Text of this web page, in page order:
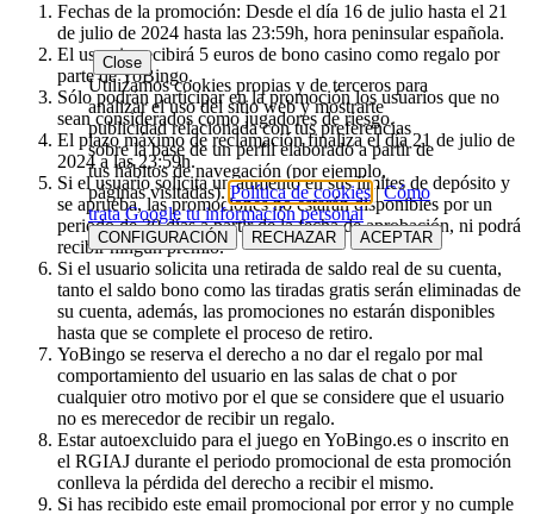
Fechas de la promoción: Desde el día 16 de julio hasta el 21
de julio de 2024 hasta las 23:59h, hora peninsular española.
El usuario recibirá 5 euros de bono casino como regalo por
parte de YoBingo.
Sólo podrán participar en la promoción los usuarios que no
sean considerados como jugadores de riesgo.
El plazo máximo de reclamación finaliza el día 21 de julio de
2024 a las 23:59h.
Si el usuario solicita un aumento en sus límites de depósito y
se aprueba, las promociones no estarán disponibles por un
periodo de 30 días a partir de la fecha de aprobación, ni podrá
recibir ningún premio.
Si el usuario solicita una retirada de saldo real de su cuenta,
tanto el saldo bono como las tiradas gratis serán eliminadas de
su cuenta, además, las promociones no estarán disponibles
hasta que se complete el proceso de retiro.
YoBingo se reserva el derecho a no dar el regalo por mal
comportamiento del usuario en las salas de chat o por
cualquier otro motivo por el que se considere que el usuario
no es merecedor de recibir un regalo.
Estar autoexcluido para el juego en YoBingo.es o inscrito en
el RGIAJ durante el periodo promocional de esta promoción
conlleva la pérdida del derecho a recibir el mismo.
Si has recibido este email promocional por error y no cumple
Close
Utilizamos cookies propias y de terceros para
analizar el uso del sitio web y mostrarte
publicidad relacionada con tus preferencias
sobre la base de un perfil elaborado a partir de
tus hábitos de navegación (por ejemplo,
páginas visitadas).Política de cookies|Cómo
trata Google tu información personal
CONFIGURACIÓN RECHAZAR ACEPTAR